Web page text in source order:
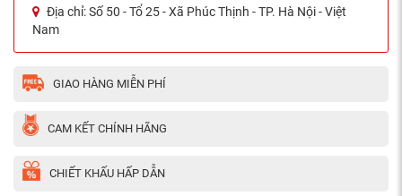
Địa chỉ:Số 50 - Tổ 25 - Xã Phúc Thịnh - TP. Hà Nội - Việt
Nam
GIAO HÀNG MIỄN PHÍ
CAM KẾT CHÍNH HÃNG
CHIẾT KHẤU HẤP DẪN